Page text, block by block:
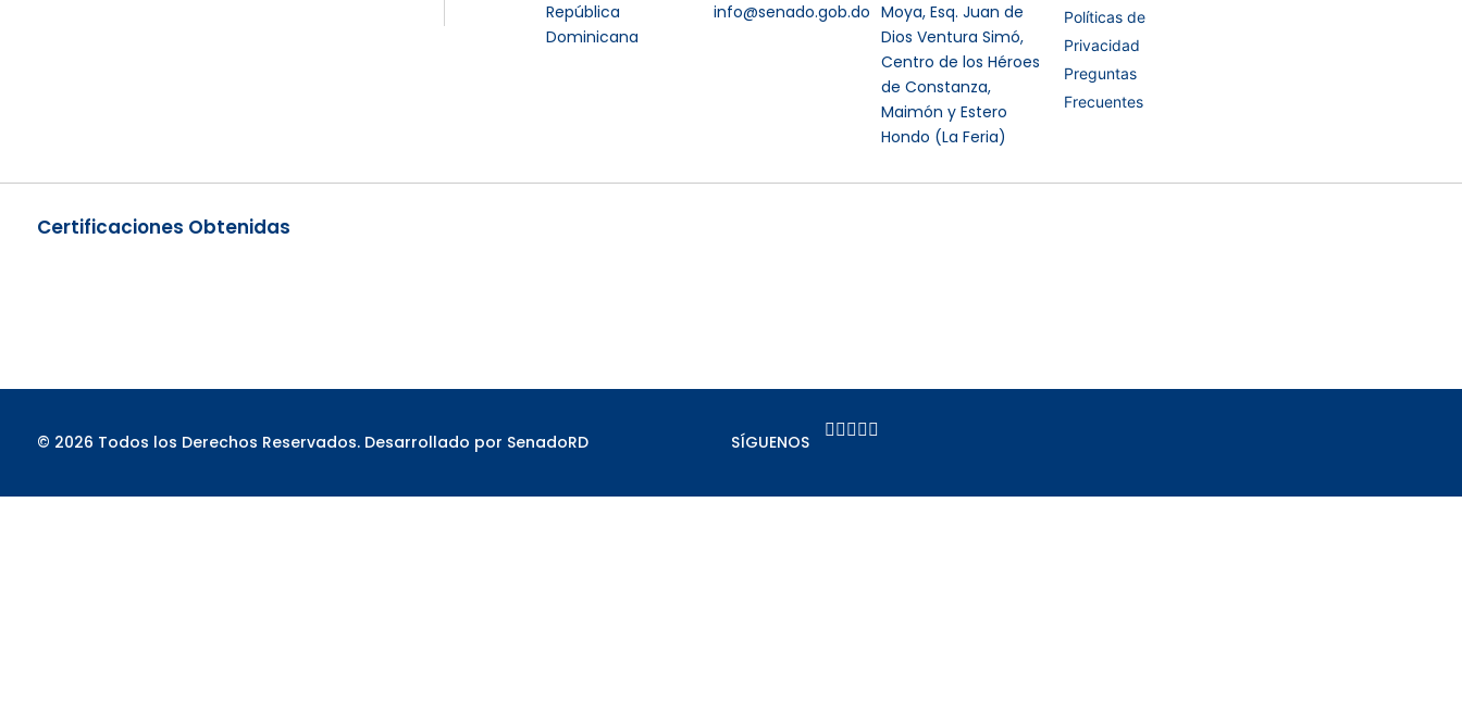
República
Dominicana
info@senado.gob.do Moya, Esq. Juan de
Dios Ventura Simó,
Centro de los Héroes
de Constanza,
Maimón y Estero
Hondo (La Feria)
Políticas de
Privacidad
Preguntas
Frecuentes
Certificaciones Obtenidas
© 2026 Todos los Derechos Reservados. Desarrollado por SenadoRD SÍGUENOS
    